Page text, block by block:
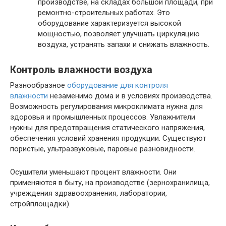
ремонтно-строительных работах. Это
оборудование характеризуется высокой
мощностью, позволяет улучшать циркуляцию
воздуха, устранять запахи и снижать влажность.
Контроль влажности воздуха
Разнообразное оборудование для контроля
влажности незаменимо дома и в условиях производства.
Возможность регулирования микроклимата нужна для
здоровья и промышленных процессов. Увлажнители
нужны для предотвращения статического напряжения,
обеспечения условий хранения продукции. Существуют
пористые, ультразвуковые, паровые разновидности.
Осушители уменьшают процент влажности. Они
применяются в быту, на производстве (зернохранилища,
учреждения здравоохранения, лаборатории,
стройплощадки).